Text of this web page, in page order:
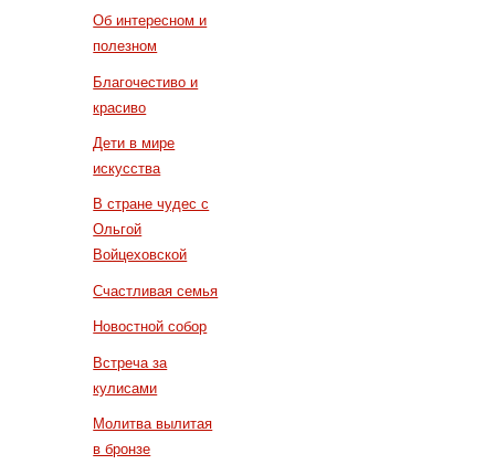
Об интересном и
полезном
Благочестиво и
красиво
Дети в мире
искусства
В стране чудес с
Ольгой
Войцеховской
Счастливая семья
Новостной собор
Встреча за
кулисами
Молитва вылитая
в бронзе